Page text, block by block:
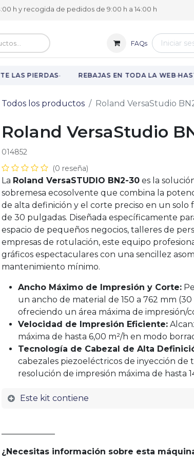
h y recogida de pedidos de 9:00 h a 14:00 h
FAQs Iniciar
LAS PIERDAS· REBAJAS EN TODA LA WEB·
Todos los productos Roland VersaStudio
Roland VersaStudio
014852
(0 reseña)
La Roland VersaSTUDIO BN2-30 es la
sobremesa ecosolvente que combina la
de alta definición y el corte preciso en un solo
de 30 pulgadas. Diseñada específicamente
espacio de pequeños negocios, talleres de
empresas de rotulación, este equipo
gráficos espectaculares con una sencillez
mantenimiento mínimo.
Ancho Máximo de Impresión y Corte:
un ancho de material de 150 a 762 mm
ofreciendo un área máxima de impresión/
Velocidad de Impresión Eficiente:
máxima de hasta 6,00 m²/h en modo
Tecnología de Cabezal de Alta
cabezales piezoeléctricos de inyección de
resolución de impresión máxima de hasta
Este kit contiene
¿Necesitas información sobre esta